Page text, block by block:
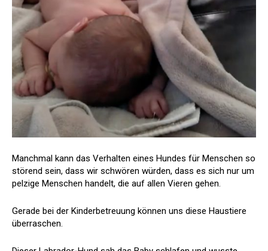
Manchmal kann das Verhalten eines Hundes für Menschen so
störend sein, dass wir schwören würden, dass es sich nur um
pelzige Menschen handelt, die auf allen Vieren gehen.
Gerade bei der Kinderbetreuung können uns diese Haustiere
überraschen.